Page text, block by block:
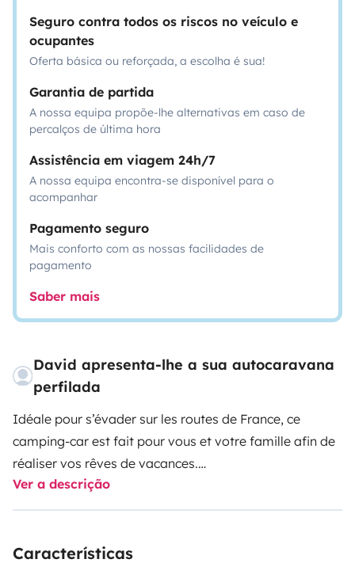
Seguro contra todos os riscos no veículo e
ocupantes
Oferta básica ou reforçada, a escolha é sua!
Garantia de partida
A nossa equipa propõe-lhe alternativas em caso de
percalços de última hora
Assistência em viagem 24h/7
A nossa equipa encontra-se disponível para o
acompanhar
Pagamento seguro
Mais conforto com as nossas facilidades de
pagamento
Saber mais
David apresenta-lhe a sua autocaravana
perfilada
Idéale pour s’évader sur les routes de France, ce
camping-car est fait pour vous et votre famille afin de
réaliser vos rêves de vacances.
Porteur : fiât ducato 130 multijet 2012 5pl
Cellule : adria matrix axess m680sp 6pl
Ver a descrição
Características